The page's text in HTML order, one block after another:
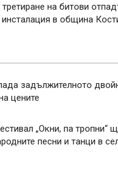
на битови
в община
задължителното
цените
„Окни, па тропни“
песни и танци в